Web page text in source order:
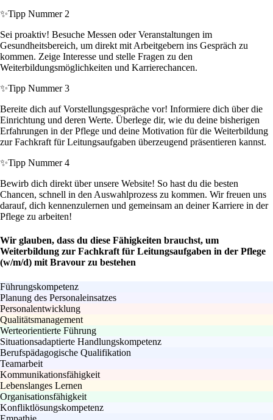
✨Tipp Nummer 2
Sei proaktiv! Besuche Messen oder Veranstaltungen im
Gesundheitsbereich, um direkt mit Arbeitgebern ins Gespräch zu
kommen. Zeige Interesse und stelle Fragen zu den
Weiterbildungsmöglichkeiten und Karrierechancen.
✨Tipp Nummer 3
Bereite dich auf Vorstellungsgespräche vor! Informiere dich über die
Einrichtung und deren Werte. Überlege dir, wie du deine bisherigen
Erfahrungen in der Pflege und deine Motivation für die Weiterbildung
zur Fachkraft für Leitungsaufgaben überzeugend präsentieren kannst.
✨Tipp Nummer 4
Bewirb dich direkt über unsere Website! So hast du die besten
Chancen, schnell in den Auswahlprozess zu kommen. Wir freuen uns
darauf, dich kennenzulernen und gemeinsam an deiner Karriere in der
Pflege zu arbeiten!
Wir glauben, dass du diese Fähigkeiten brauchst, um
Weiterbildung zur Fachkraft für Leitungsaufgaben in der Pflege
(w/m/d) mit Bravour zu bestehen
Führungskompetenz
Planung des Personaleinsatzes
Personalentwicklung
Qualitätsmanagement
Werteorientierte Führung
Situationsadaptierte Handlungskompetenz
Berufspädagogische Qualifikation
Teamarbeit
Kommunikationsfähigkeit
Lebenslanges Lernen
Organisationsfähigkeit
Konfliktlösungskompetenz